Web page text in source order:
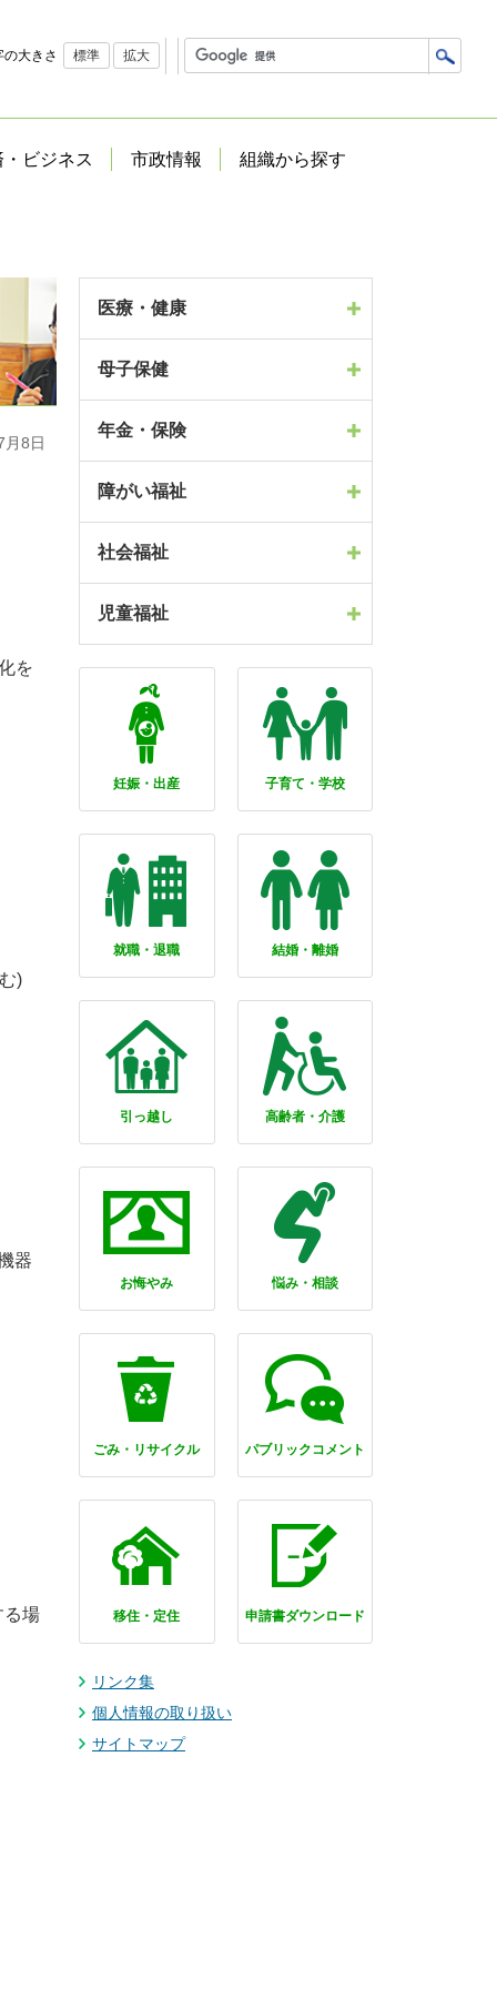
の大きさ 標準 拡大
ビジネス 市政情報 組織から探す
月8日
を
)
器
る場
医療・健康
母子保健
年金・保険
障がい福祉
社会福祉
児童福祉
妊娠・出産 子育て・学校
就職・退職 結婚・離婚
引っ越し 高齢者・介護
お悔やみ 悩み・相談
ごみ・リサイクル パブリックコメント
移住・定住 申請書ダウンロード
リンク集
個人情報の取り扱い
サイトマップ